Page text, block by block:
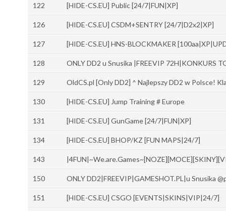
122 [HIDE-CS.EU] Public [24/7|FUN|XP]
126 [HIDE-CS.EU] CSDM+SENTRY [24/7|D2x2|XP]
127 [HIDE-CS.EU] HNS-BLOCKMAKER
128 ONLY DD2 u Snusika |FREEVIP 72H|KONKURS
129 OldCS.pl [Only DD2] ^ Najlepszy DD2 w Polsce!
130 [HIDE-CS.EU] Jump Training # Europe
131 [HIDE-CS.EU] GunGame [24/7|FUN|XP]
134 [HIDE-CS.EU] BHOP/KZ [FUN MAPS|24/7]
143
150 ONLY DD2|FREEVIP|GAMESHOT.PL|u Snusika
151 [HIDE-CS.EU] CSGO [EVENTS|SKINS|VIP|24/7]